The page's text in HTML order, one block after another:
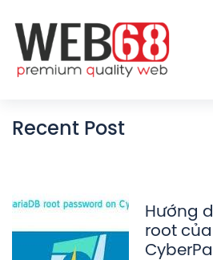
Recent Post
Hướng
root của